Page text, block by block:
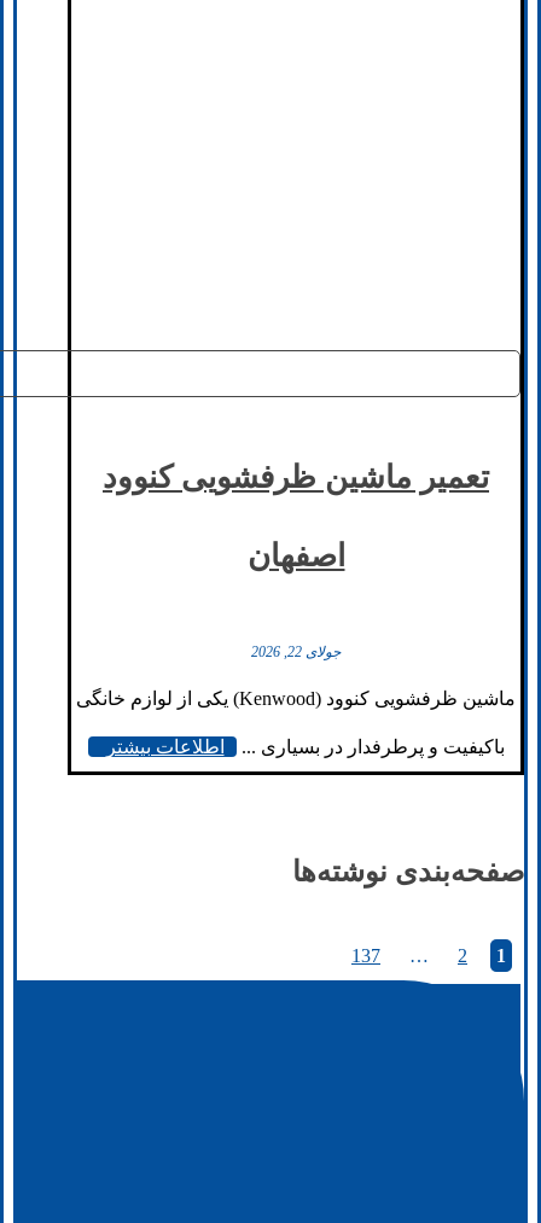
تعمیر ماشین ظرفشویی کنوود
اصفهان
جولای 22, 2026
ماشین ظرفشویی کنوود (Kenwood) یکی از لوازم خانگی
باکیفیت و پرطرفدار در بسیاری ... اطلاعات بیشتر
صفحه‌بندی نوشته‌ها
1
2
…
137